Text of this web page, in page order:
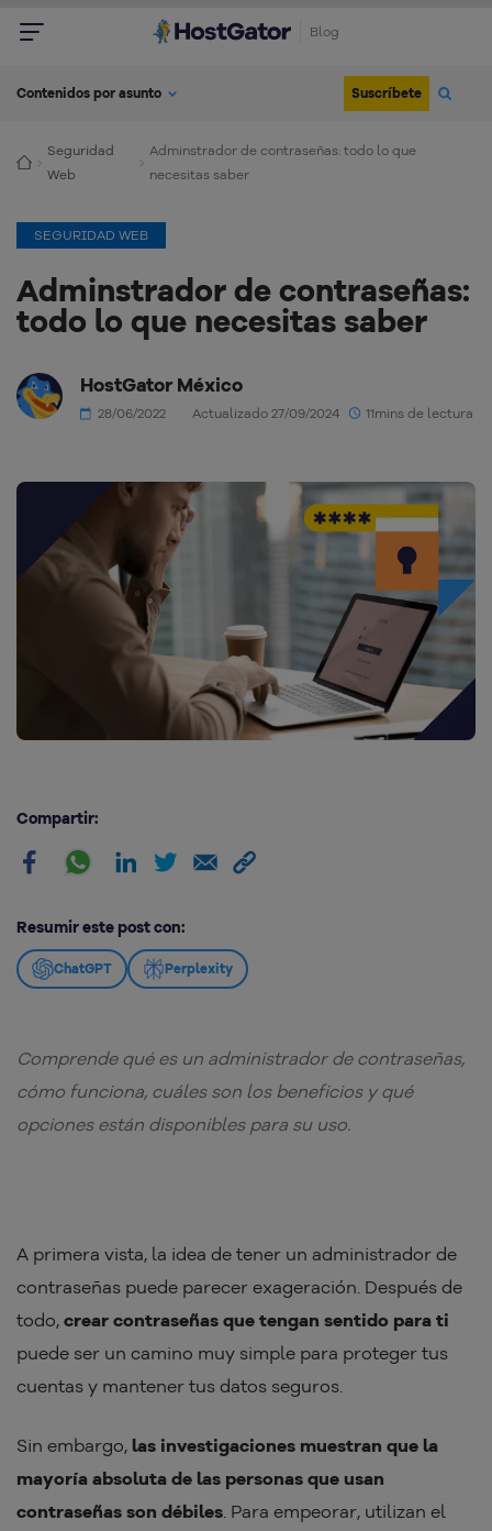
Blog
Contenidos por asunto Suscríbete
Seguridad
Web
Adminstrador de contraseñas: todo lo que
necesitas saber
SEGURIDAD WEB
Adminstrador de contraseñas:
todo lo que necesitas saber
HostGator México
28/06/2022 Actualizado 27/09/2024 11mins de lectura
Compartir:
Resumir este post con:
ChatGPT Perplexity
Comprende qué es un administrador de contraseñas,
cómo funciona, cuáles son los beneficios y qué
opciones están disponibles para su uso.
A primera vista, la idea de tener un administrador de
contraseñas puede parecer exageración. Después de
todo, crear contraseñas que tengan sentido para ti
puede ser un camino muy simple para proteger tus
cuentas y mantener tus datos seguros.
Sin embargo, las investigaciones muestran que la
mayoría absoluta de las personas que usan
contraseñas son débiles . Para empeorar, utilizan el